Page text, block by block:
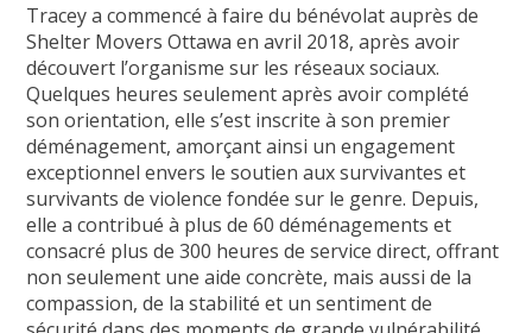
Tracey a commencé à faire du bénévolat auprès de
Shelter Movers Ottawa en avril 2018, après avoir
découvert l’organisme sur les réseaux sociaux.
Quelques heures seulement après avoir complété
son orientation, elle s’est inscrite à son premier
déménagement, amorçant ainsi un engagement
exceptionnel envers le soutien aux survivantes et
survivants de violence fondée sur le genre. Depuis,
elle a contribué à plus de 60 déménagements et
consacré plus de 300 heures de service direct, offrant
non seulement une aide concrète, mais aussi de la
compassion, de la stabilité et un sentiment de